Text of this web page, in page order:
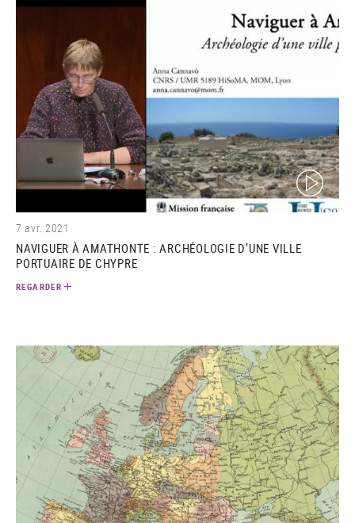
(video)
7 avr. 2021
NAVIGUER À AMATHONTE : ARCHÉOLOGIE D’UNE VILLE
PORTUAIRE DE CHYPRE
REGARDER